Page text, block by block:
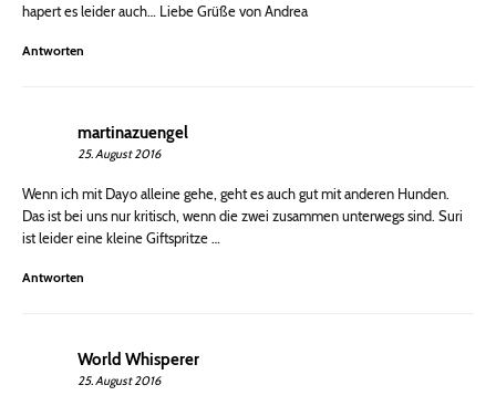
hapert es leider auch… Liebe Grüße von Andrea
Antworten
martinazuengel
25. August 2016
Wenn ich mit Dayo alleine gehe, geht es auch gut mit anderen Hunden.
Das ist bei uns nur kritisch, wenn die zwei zusammen unterwegs sind. Suri
ist leider eine kleine Giftspritze …
Antworten
World Whisperer
25. August 2016